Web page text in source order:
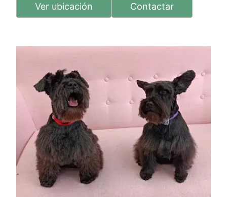
Ver ubicación Contactar